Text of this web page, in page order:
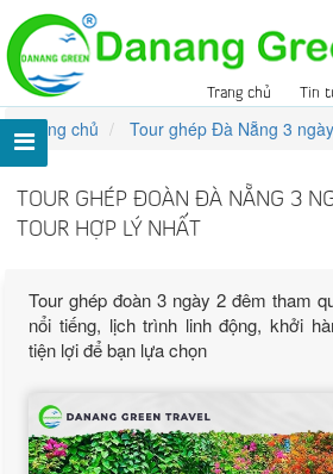
Trang chủ Tin
Trang chủ Tour ghép Đà Nẵng 3
TOUR GHÉP ĐOÀN ĐÀ NẴNG 3
TOUR HỢP LÝ NHẤT
Tour ghép đoàn 3 ngày 2 đêm tham
nổi tiếng, lịch trình linh động, khởi
tiện lợi để bạn lựa chọn